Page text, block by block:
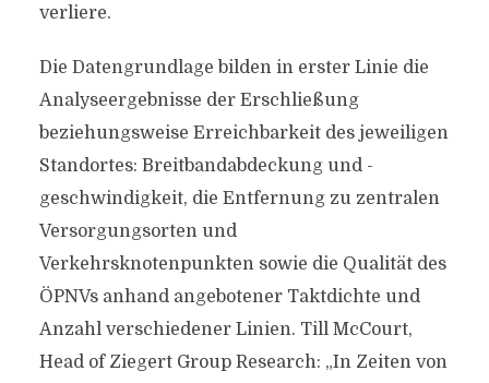
verliere.
Die Datengrundlage bilden in erster Linie die
Analyseergebnisse der Erschließung
beziehungsweise Erreichbarkeit des jeweiligen
Standortes: Breitbandabdeckung und -
geschwindigkeit, die Entfernung zu zentralen
Versorgungsorten und
Verkehrsknotenpunkten sowie die Qualität des
ÖPNVs anhand angebotener Taktdichte und
Anzahl verschiedener Linien. Till McCourt,
Head of Ziegert Group Research: „In Zeiten von